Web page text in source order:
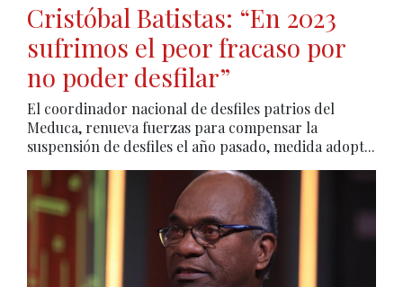
Cristóbal Batistas: “En 2023
sufrimos el peor fracaso por
no poder desfilar”
El coordinador nacional de desfiles patrios del
Meduca, renueva fuerzas para compensar la
suspensión de desfiles el año pasado, medida adopt...